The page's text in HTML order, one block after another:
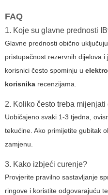
FAQ
1. Koje su glavne prednosti
Glavne prednosti obično
pristupačnost rezervnih dijelova
korisnici često spominju u
korisnika recenzijama.
2. Koliko često treba mijenjati
Uobičajeno svaki 1-3 tjedna,
tekućine. Ako primijetite gubitak
zamjenu.
3. Kako izbjeći curenje?
Provjerite pravilno sastavljanje
ringove i koristite odgovarajuću